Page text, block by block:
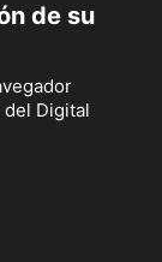
de su
Digital